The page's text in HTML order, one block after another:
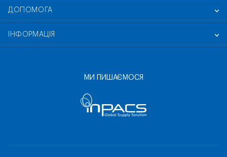
ДОПОМОГА
ІНФОРМАЦІЯ
МИ ПИШАЄМОСЯ